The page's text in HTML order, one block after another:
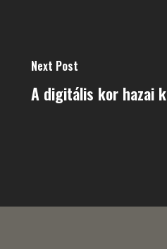
Next Post
A digitális kor hazai